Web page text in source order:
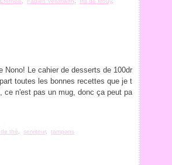
Nono! Le cahier de desserts de 100dr
toutes les bonnes recettes que je t
n'est pas un mug, donc ça peut pa
thé serviteur, tampons